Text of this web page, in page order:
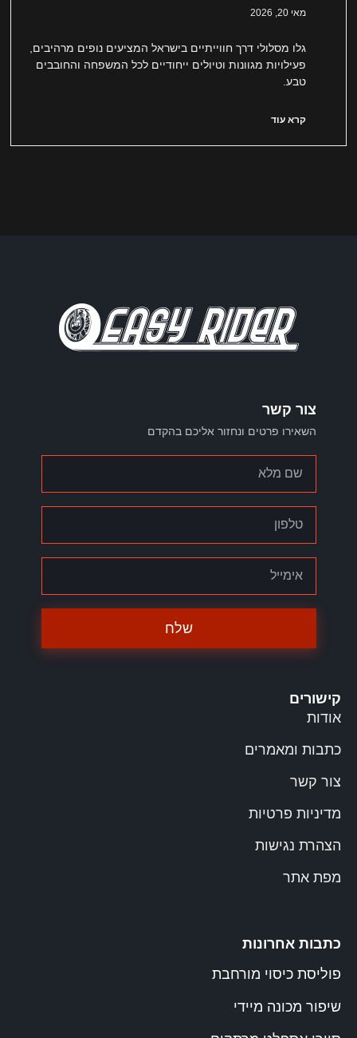
מאי 20, 2026
גלו מסלולי דרך חווייתיים בישראל המציעים נופים מרהיבים,
פעילויות מגוונות וטיולים ייחודיים לכל המשפחה והחובבים
טבע.
קרא עוד
צור קשר
השאירו פרטים ונחזור אליכם בהקדם
שלח
קישורים
אודות
כתבות ומאמרים
צור קשר
מדיניות פרטיות
הצהרת נגישות
מפת אתר
כתבות אחרונות
פוליסת כיסוי מורחבת
שיפור מכונה מיידי